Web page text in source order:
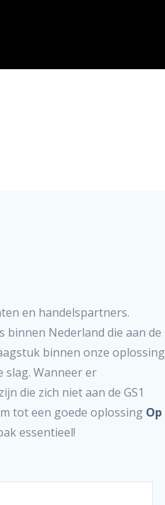
en handelspartners.
Nederland die aan de
binnen onze oplossing
slag. Wanneer er
die zich niet aan de GS1
tot een goede oplossing Op
essentieel!